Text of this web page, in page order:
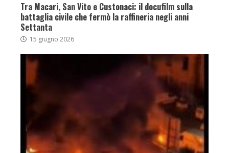
Tra Macari, San Vito e Custonaci: il docufilm sulla
battaglia civile che fermò la raffineria negli anni
Settanta
15 giugno 2026